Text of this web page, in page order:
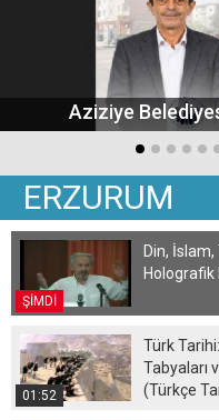
Aziziye
ERZURUM
ŞİMDİ
Din,
Holografik
01:52
Türk
Tabyaları
(Türkçe